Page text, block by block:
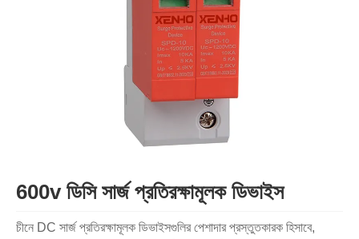
600v ডিসি সার্জ প্রতিরক্ষামূলক ডিভাইস
চীনে DC সার্জ প্রতিরক্ষামূলক ডিভাইসগুলির পেশাদার প্রস্তুতকারক হিসাবে,